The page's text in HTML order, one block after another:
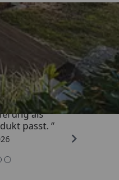
/ 5
als
passt. “